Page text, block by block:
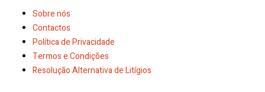
Sobre nós
Contactos
Política de Privacidade
Termos e Condições
Resolução Alternativa de Litígios